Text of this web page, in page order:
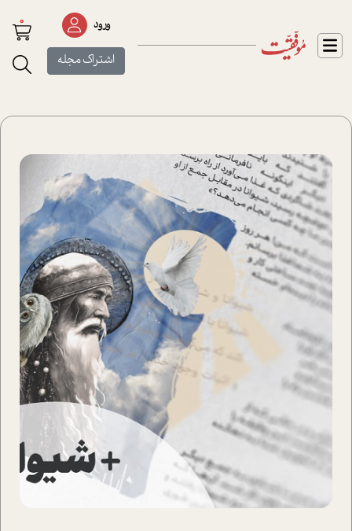
ورود
اشتراک مجله
0